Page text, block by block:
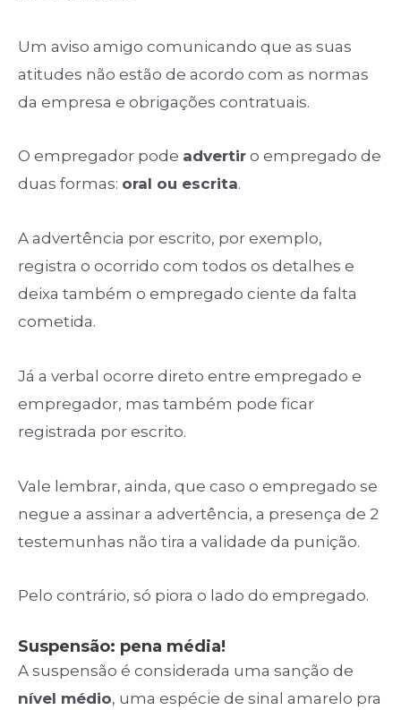
Um aviso amigo comunicando que as suas
atitudes não estão de acordo com as normas
da empresa e obrigações contratuais.
O empregador pode advertir o empregado de
duas formas: oral ou escrita.
A advertência por escrito, por exemplo,
registra o ocorrido com todos os detalhes e
deixa também o empregado ciente da falta
cometida.
Já a verbal ocorre direto entre empregado e
empregador, mas também pode ficar
registrada por escrito.
Vale lembrar, ainda, que caso o empregado se
negue a assinar a advertência, a presença de 2
testemunhas não tira a validade da punição.
Pelo contrário, só piora o lado do empregado.
Suspensão: pena média!
A suspensão é considerada uma sanção de
nível médio, uma espécie de sinal amarelo pra